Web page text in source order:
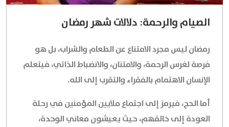
الصيام والرحمة: دلالات شهر رمضان
رمضان ليس مجرد الامتناع عن الطعام والشراب، بل هو
فرصة لغرس الرحمة، والامتنان، والانضباط الذاتي، فيتعلم
الإنسان الاهتمام بالفقراء والتقرب إلى الله.
أما الحج، فيرمز إلى اجتماع ملايين المؤمنين في رحلة
العودة إلى خالقهم، حيث يعيشون معاني الوحدة،